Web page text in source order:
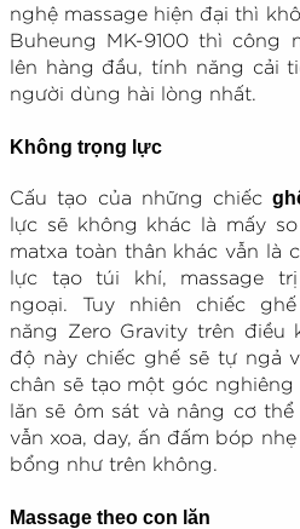
nghệ massage hiện đại thì
Buheung MK-9100 thì công
lên hàng đầu, tính năng cải
người dùng hài lòng nhất.
Không trọng lực
Cấu tạo của những chiếc
lực sẽ không khác là mấy
matxa toàn thân khác vẫn là
lực tạo túi khí, massage
ngoại. Tuy nhiên chiếc
năng Zero Gravity trên điều
độ này chiếc ghế sẽ tự ngả
chân sẽ tạo một góc
lăn sẽ ôm sát và nâng cơ
vẫn xoa, day, ấn đấm bóp
bổng như trên không.
Massage theo con lăn